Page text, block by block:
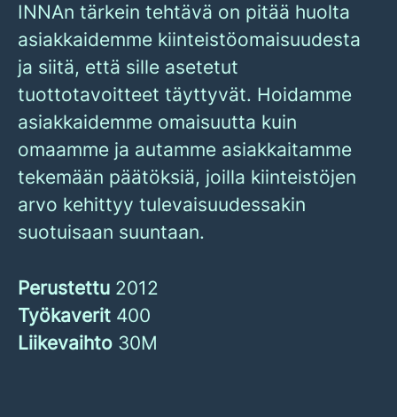
INNAn tärkein tehtävä on pitää huolta
asiakkaidemme kiinteistöomaisuudesta
ja siitä, että sille asetetut
tuottotavoitteet täyttyvät. Hoidamme
asiakkaidemme omaisuutta kuin
omaamme ja autamme asiakkaitamme
tekemään päätöksiä, joilla kiinteistöjen
arvo kehittyy tulevaisuudessakin
suotuisaan suuntaan.
Perustettu 2012
Työkaverit 400
Liikevaihto 30M